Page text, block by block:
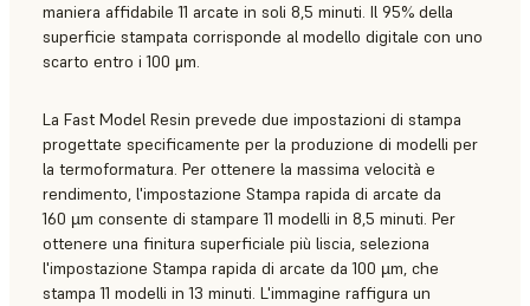
maniera affidabile 11 arcate in soli 8,5 minuti. Il 95% della
superficie stampata corrisponde al modello digitale con uno
scarto entro i 100 μm.
La Fast Model Resin prevede due impostazioni di stampa
progettate specificamente per la produzione di modelli per
la termoformatura. Per ottenere la massima velocità e
rendimento, l'impostazione Stampa rapida di arcate da
160 µm consente di stampare 11 modelli in 8,5 minuti. Per
ottenere una finitura superficiale più liscia, seleziona
l'impostazione Stampa rapida di arcate da 100 µm, che
stampa 11 modelli in 13 minuti. L'immagine raffigura un